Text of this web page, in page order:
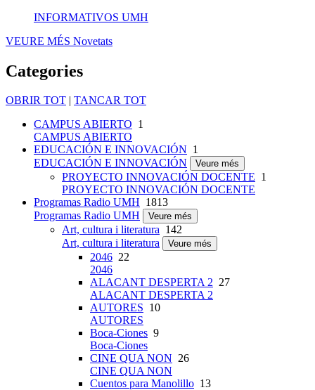
INFORMATIVOS UMH
VEURE MÉS Novetats
Categories
OBRIR TOT | TANCAR TOT
CAMPUS ABIERTO 1
CAMPUS ABIERTO
EDUCACIÓN E INNOVACIÓN 1
EDUCACIÓN E INNOVACIÓN
Veure més
PROYECTO INNOVACIÓN DOCENTE 1
PROYECTO INNOVACIÓN DOCENTE
Programas Radio UMH 1813
Programas Radio UMH
Veure més
Art, cultura i literatura 142
Art, cultura i literatura
Veure més
2046 22
2046
ALACANT DESPERTA 2 27
ALACANT DESPERTA 2
AUTORES 10
AUTORES
Boca-Ciones 9
Boca-Ciones
CINE QUA NON 26
CINE QUA NON
Cuentos para Manolillo 13